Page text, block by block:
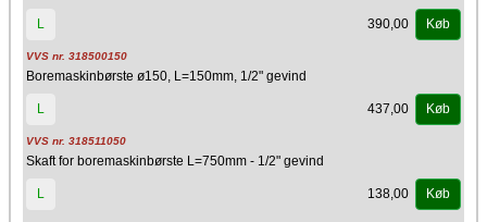
L 390,00 Køb
VVS nr. 318500150
Boremaskinbørste ø150, L=150mm, 1/2" gevind
L 437,00 Køb
VVS nr. 318511050
Skaft for boremaskinbørste L=750mm - 1/2" gevind
L 138,00 Køb